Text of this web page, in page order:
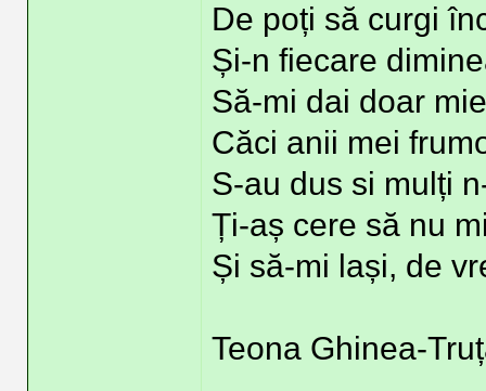
De poți să curgi
Și-n fiecare
Să-mi dai doar
Căci anii mei
S-au dus si mulți
Ți-aș cere să nu
Și să-mi lași, de
Teona Ghinea-